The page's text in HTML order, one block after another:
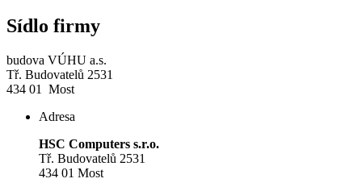
Sídlo firmy
budova VÚHU a.s.
Tř. Budovatelů 2531
434 01 Most
Adresa
HSC Computers s.r.o.
Tř. Budovatelů 2531
434 01 Most